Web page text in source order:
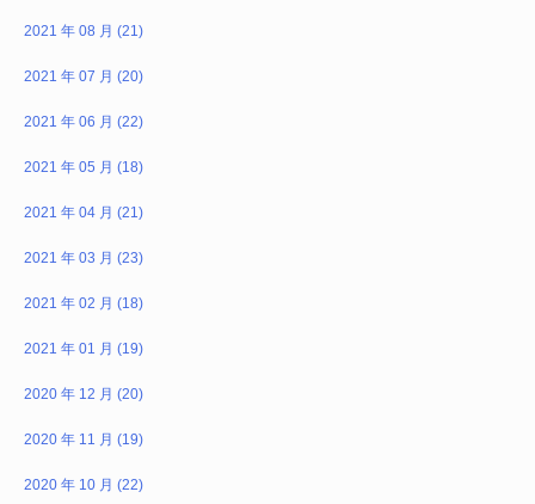
2021 年 08 月 (21)
2021 年 07 月 (20)
2021 年 06 月 (22)
2021 年 05 月 (18)
2021 年 04 月 (21)
2021 年 03 月 (23)
2021 年 02 月 (18)
2021 年 01 月 (19)
2020 年 12 月 (20)
2020 年 11 月 (19)
2020 年 10 月 (22)